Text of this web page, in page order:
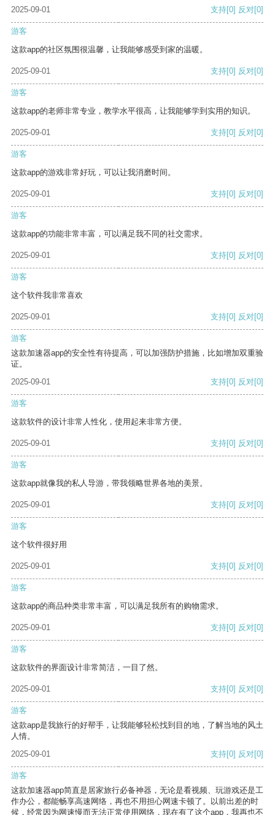
2025-09-01 支持[0] 反对[0]
游客
这款app的社区氛围很温馨，让我能够感受到家的温暖。
2025-09-01 支持[0] 反对[0]
游客
这款app的老师非常专业，教学水平很高，让我能够学到实用的知识。
2025-09-01 支持[0] 反对[0]
游客
这款app的游戏非常好玩，可以让我消磨时间。
2025-09-01 支持[0] 反对[0]
游客
这款app的功能非常丰富，可以满足我不同的社交需求。
2025-09-01 支持[0] 反对[0]
游客
这个软件我非常喜欢
2025-09-01 支持[0] 反对[0]
游客
这款加速器app的安全性有待提高，可以加强防护措施，比如增加双重验
证。
2025-09-01
支持[0] 反对[0]
游客
这款软件的设计非常人性化，使用起来非常方便。
2025-09-01 支持[0] 反对[0]
游客
这款app就像我的私人导游，带我领略世界各地的美景。
2025-09-01 支持[0] 反对[0]
游客
这个软件很好用
2025-09-01 支持[0] 反对[0]
游客
这款app的商品种类非常丰富，可以满足我所有的购物需求。
2025-09-01 支持[0] 反对[0]
游客
这款软件的界面设计非常简洁，一目了然。
2025-09-01 支持[0] 反对[0]
游客
这款app是我旅行的好帮手，让我能够轻松找到目的地，了解当地的风土
人情。
2025-09-01
支持[0] 反对[0]
游客
这款加速器app简直是居家旅行必备神器，无论是看视频、玩游戏还是工
作办公，都能畅享高速网络，再也不用担心网速卡顿了。以前出差的时
候，经常因为网速慢而无法正常使用网络，现在有了这个app，我再也不